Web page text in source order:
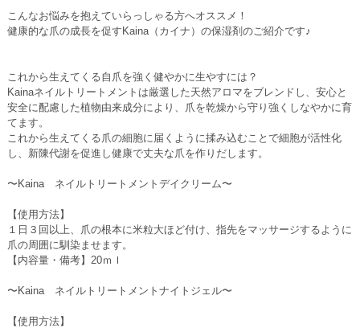
こんなお悩みを抱えていらっしゃる方へオススメ！
健康的な爪の成長を促すKaina（カイナ）の保湿剤のご紹介です♪
これから生えてくる自爪を強く健やかに生やすには？
Kainaネイルトリートメントは厳選した天然アロマをブレンドし、安心と
安全に配慮した植物由来成分により、爪を乾燥から守り強くしなやかに育
てます。
これから生えてくる爪の細胞に届くように揉み込むことで細胞が活性化
し、新陳代謝を促進し健康で丈夫な爪を作りだします。
〜Kaina ネイルトリートメントデイクリーム〜
【使用方法】
１日３回以上、爪の根本に米粒大ほど付け、指先をマッサージするように
爪の周囲に馴染ませます。
【内容量・備考】20ｍｌ
〜Kaina ネイルトリートメントナイトジェル〜
【使用方法】